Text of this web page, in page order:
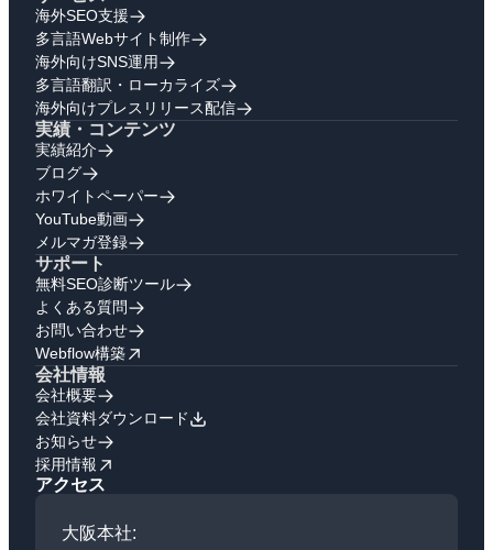
海外SEO支援
多言語Webサイト制作
海外向けSNS運用
多言語翻訳・ローカライズ
海外向けプレスリリース配信
実績・コンテンツ
実績紹介
ブログ
ホワイトペーパー
YouTube動画
メルマガ登録
サポート
無料SEO診断ツール
よくある質問
お問い合わせ
Webflow構築
会社情報
会社概要
会社資料ダウンロード
お知らせ
採用情報
アクセス
大阪本社: